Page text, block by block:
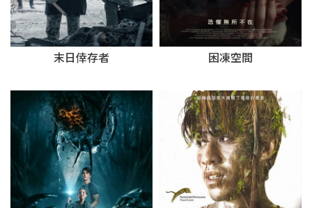
末日倖存者 困凍空間